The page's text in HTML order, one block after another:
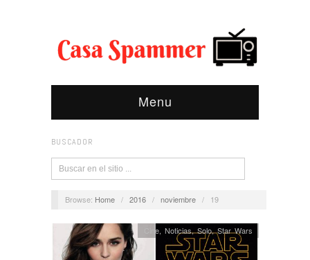
Menu
BUSCADOR
Browse: Home / 2016 / noviembre / 19
Cine,Noticias,Solo,Star Wars